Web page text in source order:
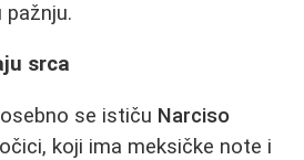
pažnju.
srca
se ističu Narciso
koji ima meksičke note i